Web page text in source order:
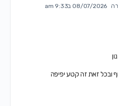
08/07/2026 ב9:33 am
ובכל זאת זה קטע יפיפה